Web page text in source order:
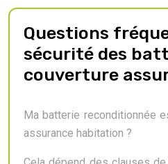
Questions
sécurité des
couverture
Ma batterie reconditionnée
assurance habitation ?